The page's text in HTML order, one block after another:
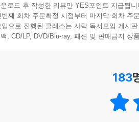
로드 후 작성한 리뷰만 YES포인트 지급됩니
번째 회차 주문확정 시점부터 마지막 회차 주
으로 진행된 클래스는 사락 독서모임 게시
, CD/LP, DVD/Blu-ray, 패션 및 판매금지 상
183